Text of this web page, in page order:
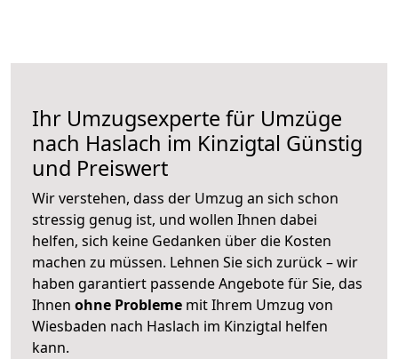
Ihr Umzugsexperte für Umzüge
nach Haslach im Kinzigtal Günstig
und Preiswert
Wir verstehen, dass der Umzug an sich schon
stressig genug ist, und wollen Ihnen dabei
helfen, sich keine Gedanken über die Kosten
machen zu müssen. Lehnen Sie sich zurück – wir
haben garantiert passende Angebote für Sie, das
Ihnen ohne Probleme mit Ihrem Umzug von
Wiesbaden nach Haslach im Kinzigtal helfen
kann.